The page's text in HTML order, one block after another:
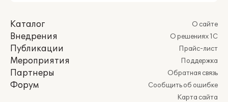
Каталог
Внедрения
Публикации
Мероприятия
Партнеры
Форум
О сайте
О решениях 1С
Прайс-лист
Поддержка
Обратная связь
Сообщить об ошибке
Карта сайта